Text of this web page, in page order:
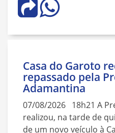
Casa do Garoto
repassado pela
Adamantina
07/08/2026 18h21 A
realizou, na tarde de
de um novo veículo à